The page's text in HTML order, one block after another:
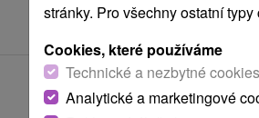
stránky. Pro všechny ostatní
Cookies, které používáme
Technické a nezbytné cookies
Analytické a marketingové